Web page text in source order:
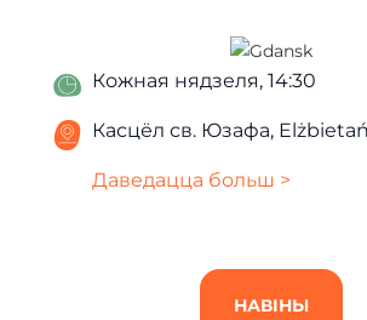
Кожная нядзеля, 14:30
Касцёл св. Юзафа,
Даведацца больш >
НАВІНЫ